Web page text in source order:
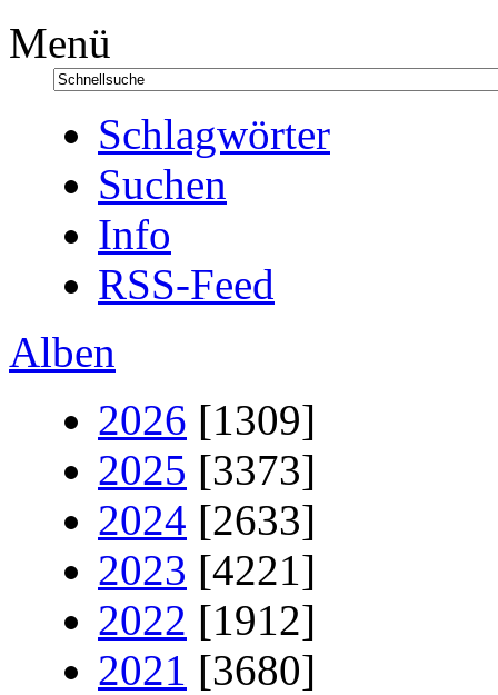
Menü
Schlagwörter
Suchen
Info
RSS-Feed
Alben
2026 [1309]
2025 [3373]
2024 [2633]
2023 [4221]
2022 [1912]
2021 [3680]